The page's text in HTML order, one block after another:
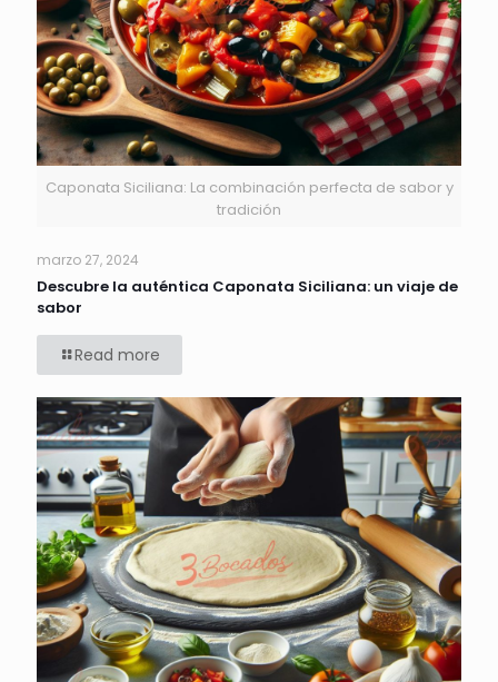
Caponata Siciliana: La combinación perfecta de sabor y
tradición
marzo 27, 2024
Descubre la auténtica Caponata Siciliana: un viaje de
sabor
Read more